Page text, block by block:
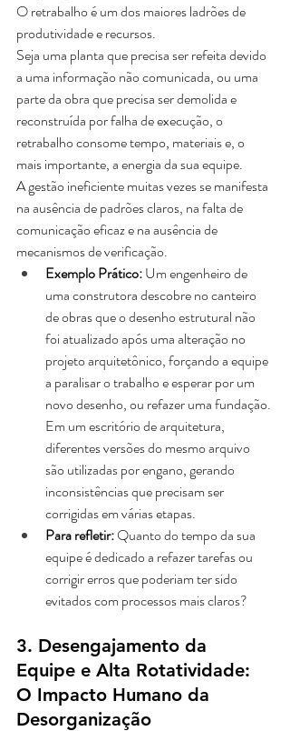
O retrabalho é um dos maiores ladrões de
produtividade e recursos.
Seja uma planta que precisa ser refeita devido
a uma informação não comunicada, ou uma
parte da obra que precisa ser demolida e
reconstruída por falha de execução, o
retrabalho consome tempo, materiais e, o
mais importante, a energia da sua equipe.
A gestão ineficiente muitas vezes se manifesta
na ausência de padrões claros, na falta de
comunicação eficaz e na ausência de
mecanismos de verificação.
Exemplo Prático: Um engenheiro de
uma construtora descobre no canteiro
de obras que o desenho estrutural não
foi atualizado após uma alteração no
projeto arquitetônico, forçando a equipe
a paralisar o trabalho e esperar por um
novo desenho, ou refazer uma fundação.
Em um escritório de arquitetura,
diferentes versões do mesmo arquivo
são utilizadas por engano, gerando
inconsistências que precisam ser
corrigidas em várias etapas.
Para refletir: Quanto do tempo da sua
equipe é dedicado a refazer tarefas ou
corrigir erros que poderiam ter sido
evitados com processos mais claros?
3. Desengajamento da
Equipe e Alta Rotatividade:
O Impacto Humano da
Desorganização